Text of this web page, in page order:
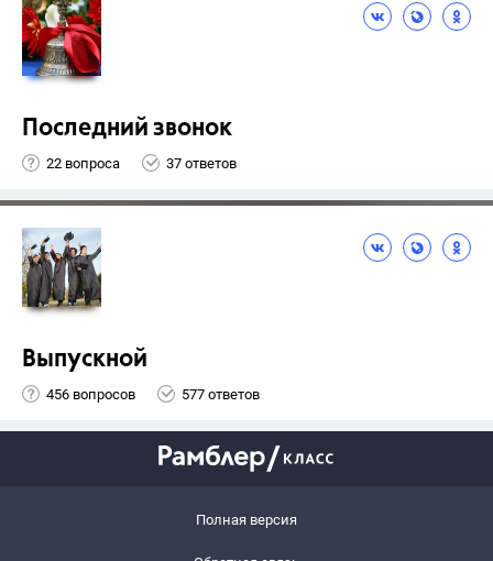
Последний звонок
22 вопроса 37 ответов
Выпускной
456 вопросов 577 ответов
Полная версия